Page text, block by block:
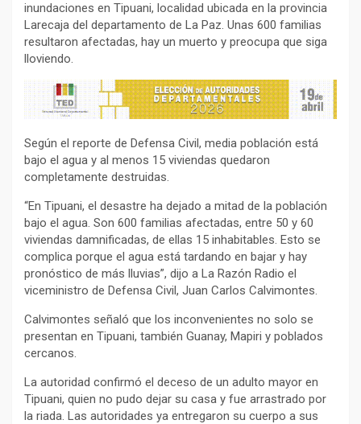
inundaciones en Tipuani, localidad ubicada en la provincia
Larecaja del departamento de La Paz. Unas 600 familias
resultaron afectadas, hay un muerto y preocupa que siga
lloviendo.
Según el reporte de Defensa Civil, media población está
bajo el agua y al menos 15 viviendas quedaron
completamente destruidas.
“En Tipuani, el desastre ha dejado a mitad de la población
bajo el agua. Son 600 familias afectadas, entre 50 y 60
viviendas damnificadas, de ellas 15 inhabitables. Esto se
complica porque el agua está tardando en bajar y hay
pronóstico de más lluvias”, dijo a La Razón Radio el
viceministro de Defensa Civil, Juan Carlos Calvimontes.
Calvimontes señaló que los inconvenientes no solo se
presentan en Tipuani, también Guanay, Mapiri y poblados
cercanos.
La autoridad confirmó el deceso de un adulto mayor en
Tipuani, quien no pudo dejar su casa y fue arrastrado por
la riada. Las autoridades ya entregaron su cuerpo a sus